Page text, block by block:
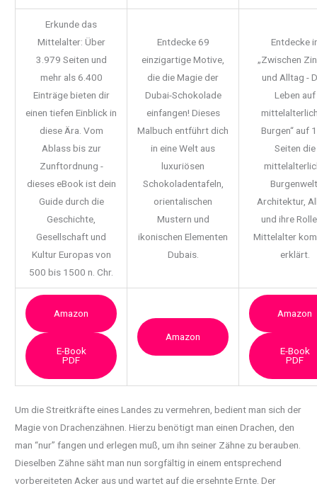
Erkunde das
Mittelalter: Über
3.979 Seiten und
mehr als 6.400
Einträge bieten dir
einen tiefen Einblick in
diese Ära. Vom
Ablass bis zur
Zunftordnung -
dieses eBook ist dein
Guide durch die
Geschichte,
Gesellschaft und
Kultur Europas von
500 bis 1500 n. Chr.
Entdecke 69
einzigartige Motive,
die die Magie der
Dubai-Schokolade
einfangen! Dieses
Malbuch entführt dich
in eine Welt aus
luxuriösen
Schokoladentafeln,
orientalischen
Mustern und
ikonischen Elementen
Dubais.
Entdecke
„Zwischen
und Alltag -
Leben auf
Burgen“ auf
Seiten die
Architektur,
und ihre
Mittelalter
erklärt.
Amazon
E-Book
PDF
Amazon
Amazon
E-Book
PDF
Um die Streitkräfte eines Landes zu vermehren, bedient man sich der
Magie von Drachenzähnen. Hierzu benötigt man einen Drachen, den
man “nur” fangen und erlegen muß, um ihn seiner Zähne zu berauben.
Dieselben Zähne säht man nun sorgfältig in einem entsprechend
vorbereiteten Acker aus und wartet auf die ersehnte Ernte. Der